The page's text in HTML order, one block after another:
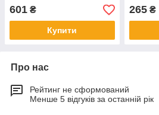
601 ₴
Купити
265₴
Про нас
Рейтинг не сформований
Менше 5 відгуків за останній рік